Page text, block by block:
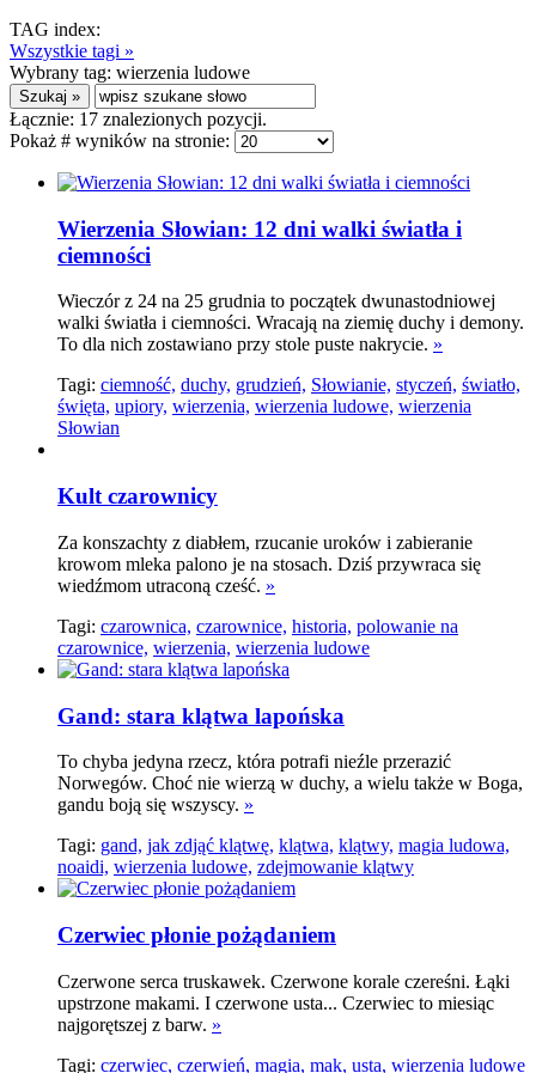
TAG index:
Wszystkie tagi »
Wybrany tag: wierzenia ludowe
Łącznie: 17 znalezionych pozycji.
Pokaż # wyników na stronie:
Wierzenia Słowian: 12 dni walki światła i
ciemności
Wieczór z 24 na 25 grudnia to początek dwunastodniowej
walki światła i ciemności. Wracają na ziemię duchy i demony.
To dla nich zostawiano przy stole puste nakrycie. »
Tagi: ciemność, duchy, grudzień, Słowianie, styczeń, światło,
święta, upiory, wierzenia, wierzenia ludowe, wierzenia
Słowian
Kult czarownicy
Za konszachty z diabłem, rzucanie uroków i zabieranie
krowom mleka palono je na stosach. Dziś przywraca się
wiedźmom utraconą cześć. »
Tagi: czarownica, czarownice, historia, polowanie na
czarownice, wierzenia, wierzenia ludowe
Gand: stara klątwa lapońska
To chyba jedyna rzecz, która potrafi nieźle przerazić
Norwegów. Choć nie wierzą w duchy, a wielu także w Boga,
gandu boją się wszyscy. »
Tagi: gand, jak zdjąć klątwę, klątwa, klątwy, magia ludowa,
noaidi, wierzenia ludowe, zdejmowanie klątwy
Czerwiec płonie pożądaniem
Czerwone serca truskawek. Czerwone korale czereśni. Łąki
upstrzone makami. I czerwone usta... Czerwiec to miesiąc
najgorętszej z barw. »
Tagi: czerwiec, czerwień, magia, mak, usta, wierzenia ludowe